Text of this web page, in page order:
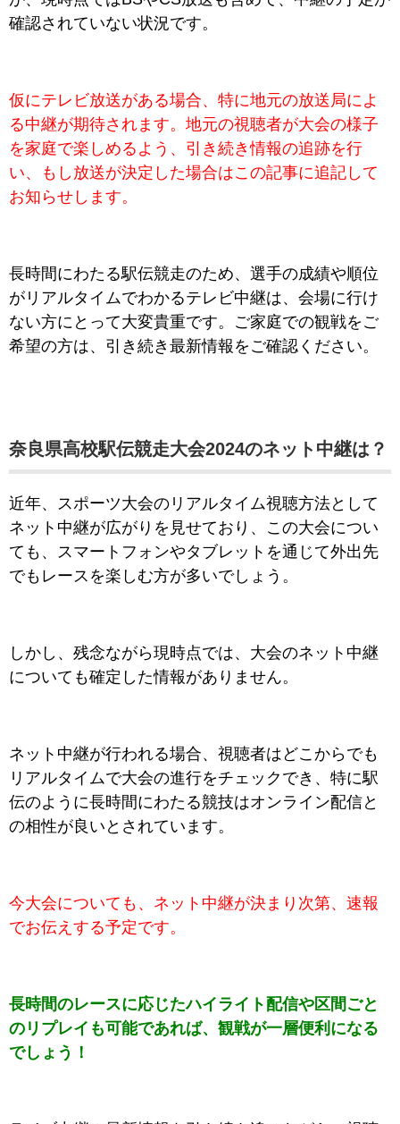
確認されていない状況です。
仮にテレビ放送がある場合、特に地元の放送局によ
る中継が期待されます。地元の視聴者が大会の様子
を家庭で楽しめるよう、引き続き情報の追跡を行
い、もし放送が決定した場合はこの記事に追記して
お知らせします。
長時間にわたる駅伝競走のため、選手の成績や順位
がリアルタイムでわかるテレビ中継は、会場に行け
ない方にとって大変貴重です。ご家庭での観戦をご
希望の方は、引き続き最新情報をご確認ください。
奈良県高校駅伝競走大会2024のネット中継は？
近年、スポーツ大会のリアルタイム視聴方法として
ネット中継が広がりを見せており、この大会につい
ても、スマートフォンやタブレットを通じて外出先
でもレースを楽しむ方が多いでしょう。
しかし、残念ながら現時点では、大会のネット中継
についても確定した情報がありません。
ネット中継が行われる場合、視聴者はどこからでも
リアルタイムで大会の進行をチェックでき、特に駅
伝のように長時間にわたる競技はオンライン配信と
の相性が良いとされています。
今大会についても、ネット中継が決まり次第、速報
でお伝えする予定です。
長時間のレースに応じたハイライト配信や区間ごと
のリプレイも可能であれば、観戦が一層便利になる
でしょう！